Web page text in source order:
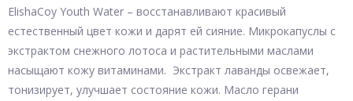
ElishaCoy Youth Water – восстанавливают красивый
естественный цвет кожи и дарят ей сияние. Микрокапуслы с
экстрактом снежного лотоса и растительными маслами
насыщают кожу витаминами. Экстракт лаванды освежает,
тонизирует, улучшает состояние кожи. Масло герани